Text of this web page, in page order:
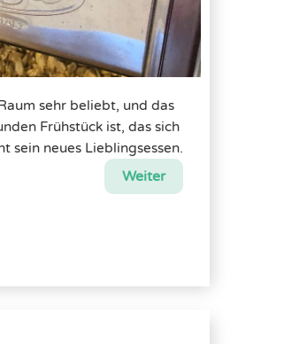
sehr beliebt, und das
Frühstück ist, das sich
sein neues Lieblingsessen.
Weiter